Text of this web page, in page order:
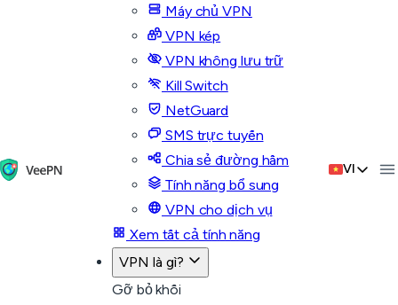
Máy chủ VPN
VPN kép
VPN không lưu trữ
Kill Switch
NetGuard
SMS trực tuyến
Chia sẻ đường hầm
Tính năng bổ sung
VPN cho dịch vụ
Xem tất cả tính năng
VPN là gì?
Gỡ bỏ khối
VI